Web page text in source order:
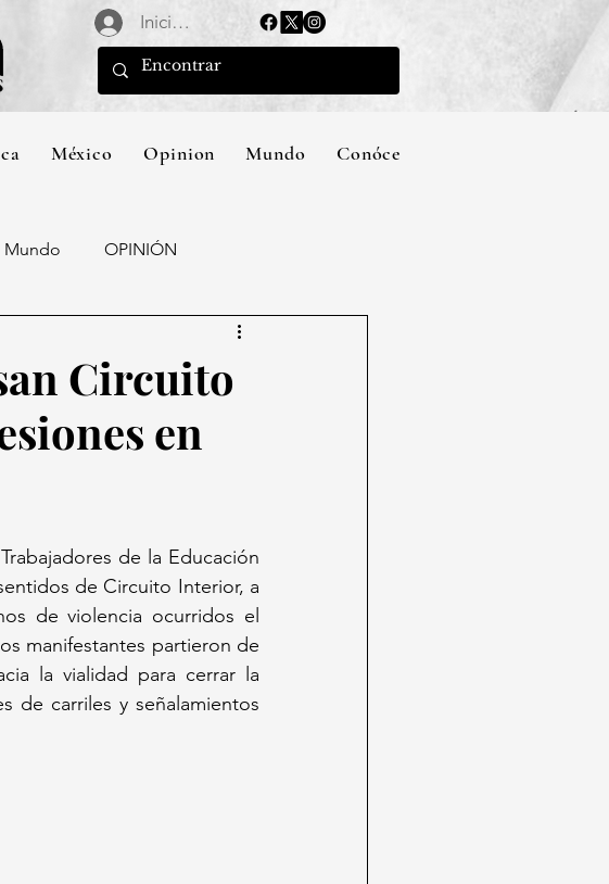
Iniciar sesión
México Opinion Mundo Conócenos
Mundo OPINIÓN
Circuito
en
de la Educación
de Circuito Interior, a
de violencia ocurridos el
manifestantes partieron de
la vialidad para cerrar la
de carriles y señalamientos